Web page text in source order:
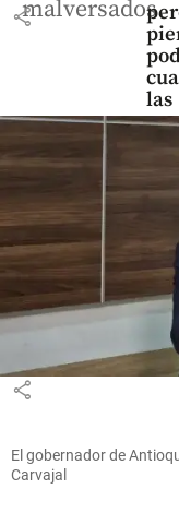
share
las
share
Inicio
Situación
de
seguridad
share
malversados.
El gobernador de
Carvajal